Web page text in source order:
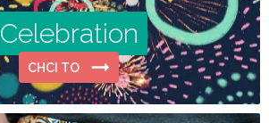
Celebration
CHCI TO